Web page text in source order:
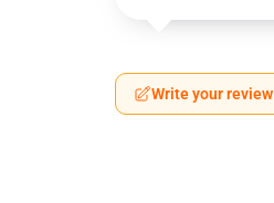
Write your review